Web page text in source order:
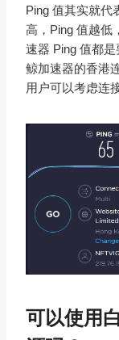
Ping 值其实就代
高，Ping 值越低
速器 Ping 值都
鲸加速器的香港
用户可以考虑连
可以使用